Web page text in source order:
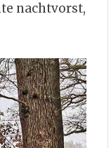
nachtvorst,